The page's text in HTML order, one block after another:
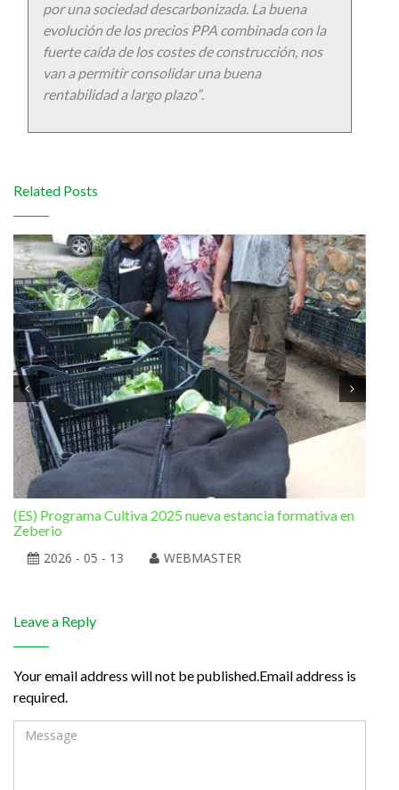
por una sociedad descarbonizada. La buena
evolución de los precios PPA combinada con la
fuerte caída de los costes de construcción, nos
van a permitir consolidar una buena
rentabilidad a largo plazo”.
Related Posts
(ES) Programa Cultiva 2025 nueva estancia formativa en
Zeberio
2026 - 05 - 13
WEBMASTER
Leave a Reply
Your email address will not be published.Email address is
required.